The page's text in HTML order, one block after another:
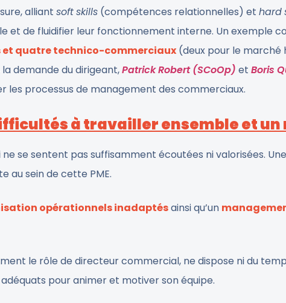
alliant softskills (compétences relationnelles) et hard
et de fluidifier leur fonctionnement interne. Un exemple
quatre technico-commerciaux (deux pour le marché
la demande du dirigeant,Patrick Robert (SCoOp) et Boris
les processus de management des commerciaux.
à travailler ensemble et
se sentent pas suffisamment écoutées ni valorisées.
au sein de cette PME.
opérationnels inadaptésainsi qu’un
le rôle de directeur commercial, ne dispose ni du
pour animer et motiver son équipe.